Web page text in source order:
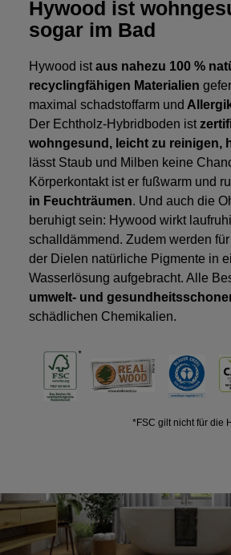
Hywood ist
sogar im Bad
Hywood istaus nahezu 100 %
recyclingfähigen Materialien
maximal schadstoffarm und
Der Echtholz-Hybridboden ist
wohngesund, leicht zu reinigen,
lässt Staub und Milben keine
Körperkontakt ist er fußwarm und
in Feuchträumen. Und auch die
beruhigt sein: Hywood wirkt
schalldämmend. Zudem werden
der Dielen natürliche Pigmente in
Wasserlösung aufgebracht. Alle
umwelt- und
schädlichen Chemikalien.
*FSC gilt nicht für die